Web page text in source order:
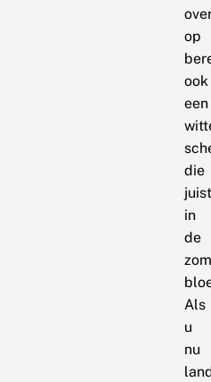
op
ook
een
die
juist
in
de
Als
u
nu